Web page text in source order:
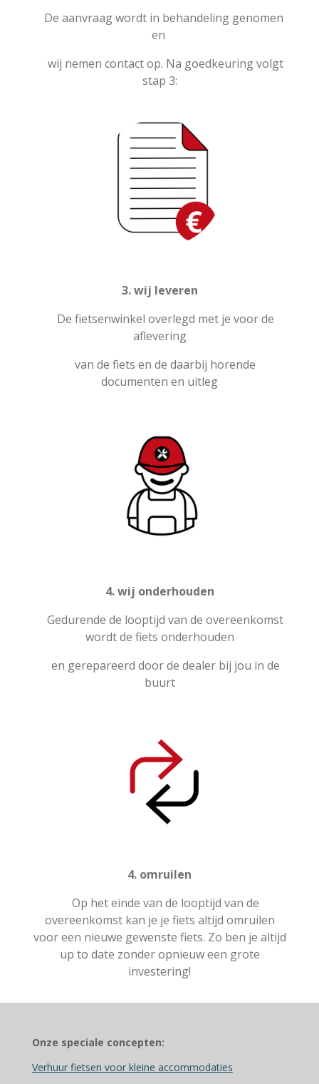
De aanvraag wordt in behandeling genomen
en
wij nemen contact op. Na goedkeuring volgt
stap 3:
3. wij leveren
De fietsenwinkel overlegd met je voor de
aflevering
van de fiets en de daarbij horende
documenten en uitleg
4. wij onderhouden
Gedurende de looptijd van de overeenkomst
wordt de fiets onderhouden
en gerepareerd door de dealer bij jou in de
buurt
4. omruilen
Op het einde van de looptijd van de
overeenkomst kan je je fiets altijd omruilen
voor een nieuwe gewenste fiets. Zo ben je altijd
up to date zonder opnieuw een grote
investering!
Onze speciale concepten:
Verhuur fietsen voor kleine accommodaties